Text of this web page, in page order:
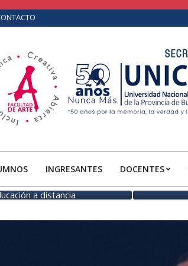
Primary
Navigation
INGRESANTES DOCENTES
a distancia